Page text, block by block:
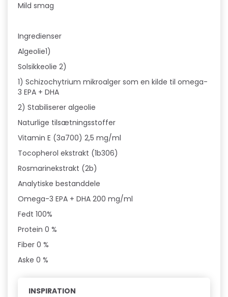
Mild smag
Ingredienser
Algeolie1)
Solsikkeolie 2)
1) Schizochytrium mikroalger som en kilde til omega-
3 EPA + DHA
2) Stabiliserer algeolie
Naturlige tilsætningsstoffer
Vitamin E (3a700) 2,5 mg/ml
Tocopherol ekstrakt (1b306)
Rosmarinekstrakt (2b)
Analytiske bestanddele
Omega-3 EPA + DHA 200 mg/ml
Fedt 100%
Protein 0 %
Fiber 0 %
Aske 0 %
INSPIRATION